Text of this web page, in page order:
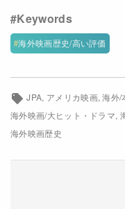
主な出演者
レオナルド・ディカプリ
ジョン・C・ライリー
リーアム・ニーソン
ゲイリー・ルイス
海外映画歴史/高い評価
JPA アメリカ映画 海外/
海外映画/大ヒット・ドラマ
海外映画歴史